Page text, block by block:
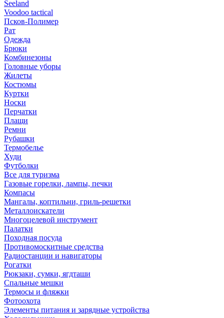
Seeland
Voodoo tactical
Псков-Полимер
Рат
Одежда
Брюки
Комбинезоны
Головные уборы
Жилеты
Костюмы
Куртки
Носки
Перчатки
Плащи
Ремни
Рубашки
Термобелье
Худи
Футболки
Все для туризма
Газовые горелки, лампы, печки
Компасы
Мангалы, коптильни, гриль-решетки
Металлоискатели
Многоцелевой инструмент
Палатки
Походная посуда
Противомоскитные средства
Радиостанции и навигаторы
Рогатки
Рюкзаки, сумки, ягдташи
Спальные мешки
Термосы и фляжки
Фотоохота
Элементы питания и зарядные устройства